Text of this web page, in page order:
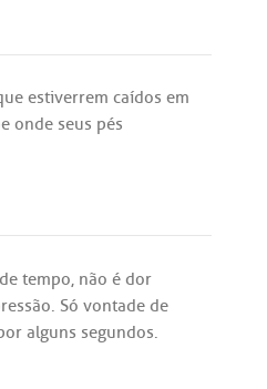
estiverrem caídos em
onde seus pés
de tempo, não é dor
. Só vontade de
alguns segundos.